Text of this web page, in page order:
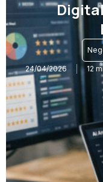
24/04/2026 12